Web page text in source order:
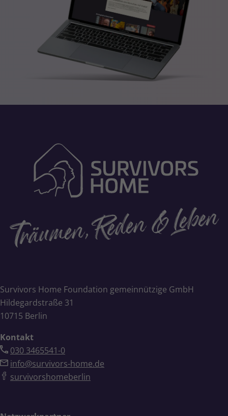
Survivors Home Foundation gemeinnützige GmbH
Hildegardstraße 31
10715 Berlin
Kontakt
030 3465541-0
info@survivors-home.de
survivorshomeberlin